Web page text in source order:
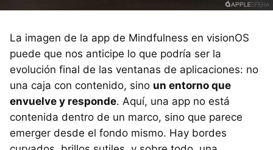
La imagen de la app de Mindfulness en visionOS
puede que nos anticipe lo que podría ser la
evolución final de las ventanas de aplicaciones: no
una caja con contenido, sino un entorno que
envuelve y responde. Aquí, una app no está
contenida dentro de un marco, sino que parece
emerger desde el fondo mismo. Hay bordes